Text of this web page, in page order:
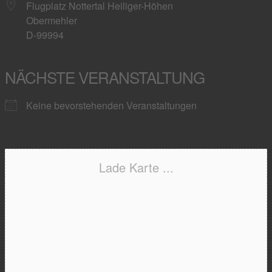
Flugplatz Nottertal Heiliger-Höhen
Obermehler
D-99994
NÄCHSTE VERANSTALTUNG
Keine bevorstehenden Veranstaltungen
Lade Karte ...